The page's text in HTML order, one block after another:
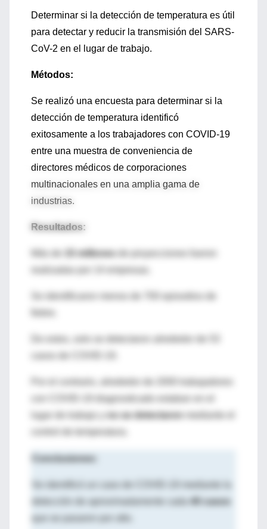
Determinar si la detección de temperatura es útil
para detectar y reducir la transmisión del SARS-
CoV-2 en el lugar de trabajo.
Métodos:
Se realizó una encuesta para determinar si la
detección de temperatura identificó
exitosamente a los trabajadores con COVID-19
entre una muestra de conveniencia de
directores médicos de corporaciones
multinacionales en una amplia gama de
industrias.
Resultados:
15 millones
con COVID-19 diagnosticado estaban en el
lugar de trabajo y
no se detectaron
Conclusiones:
40 casos